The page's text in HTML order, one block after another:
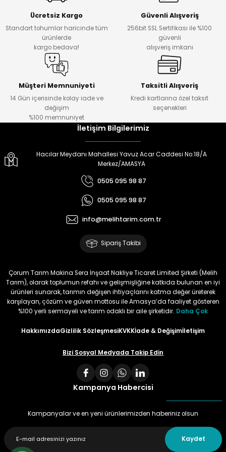
Ücretsiz Kargo
Standart tohumlar haricinde tüm
ürünlerde
kargo bedava!
Güvenli Alışveriş
256bit SSL Sertifikası ile %100
güvenli
alışveriş imkanı
Müşteri Memnuniyeti
14 Gün içerisinde kolay iade ve
değişim
%100 memnuniyet
Taksitli Alışveriş
Kredi kartlarına özel taksit
seçenekleri
İletişim Bilgilerimiz
Hacılar Meydanı Mahallesi Yavuz Acar Caddesi No:18/A
Merkez/AMASYA
0505 095 98 87
0505 095 98 87
info@melihtarim.com.tr
Sipariş Takibi
Çorum Tarım Makina Sera İnşaat Nakliye Ticaret Limited Şirketi (Melih
Tarım), olarak toplumun refahı ve gelişmişliğine katkıda bulunan en iyi
ürünleri sunarak, tarımın değişen ihtiyaçlarını katma değer üreterek
karşılayan, çözüm ve güven mottosu ile Amasya’da faaliyet gösteren
%100 yerli sermayeli ve tarım odaklı bir aile şirketidir. Daha Çok
HakkımızdaGizlilik SözleşmesiKVKKİade & Değişimİletişim
Bizi Sosyal Medyada Takip Edin
Kampanya Habercisi
Kampanyalar ve en yeni ürünlerimizden haberiniz olsun
Kaydet